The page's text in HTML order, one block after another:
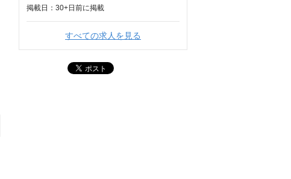
掲載日： 30+日 前に掲載
すべての求人を見る